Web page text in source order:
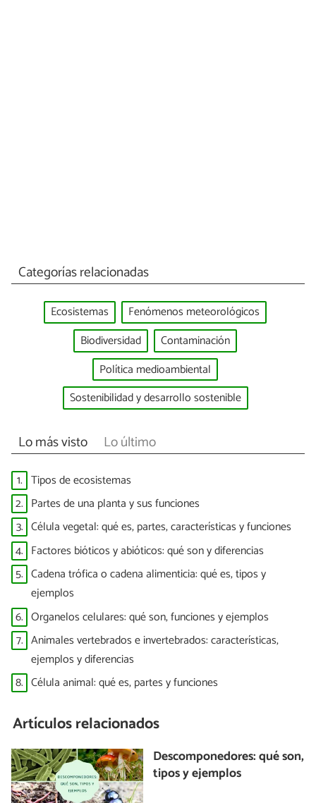
Categorías relacionadas
Ecosistemas
Fenómenos meteorológicos
Biodiversidad
Contaminación
Política medioambiental
Sostenibilidad y desarrollo sostenible
Lo más visto Lo último
1. Tipos de ecosistemas
2. Partes de una planta y sus funciones
3. Célula vegetal: qué es, partes, características y funciones
4. Factores bióticos y abióticos: qué son y diferencias
5. Cadena trófica o cadena alimenticia: qué es, tipos y
ejemplos
6. Organelos celulares: qué son, funciones y ejemplos
7. Animales vertebrados e invertebrados: características,
ejemplos y diferencias
8. Célula animal: qué es, partes y funciones
Artículos relacionados
Descomponedores: qué son,
tipos y ejemplos